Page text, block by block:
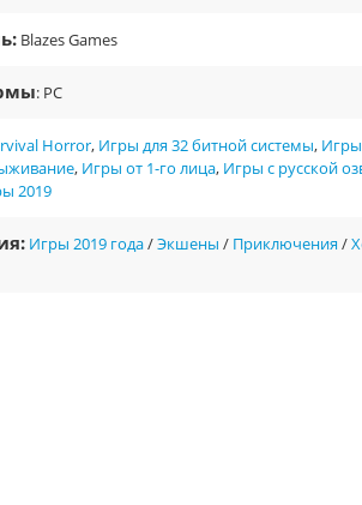
Blazes Games
: PC
Horror, Игры для 32 битной системы,
, Игры от 1-го лица, Игры с русской
2019
Игры 2019 года/Экшены / Приключения/